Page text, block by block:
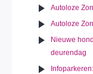
Autoloze
Autoloze
Nieuwe
deurendag